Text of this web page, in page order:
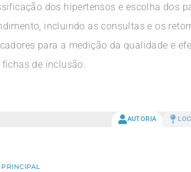
dos hipertensos e escolha dos
incluindo as consultas e os
para a medição da qualidade e
fichas de inclusão.
AUTORIA